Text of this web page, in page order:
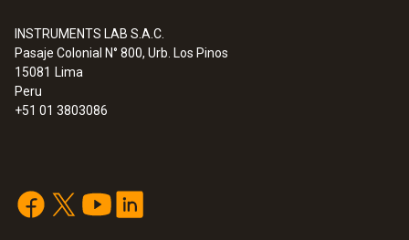
INSTRUMENTS LAB S.A.C.
Pasaje Colonial N° 800, Urb. Los Pinos
15081 Lima
Peru
+51 01 3803086